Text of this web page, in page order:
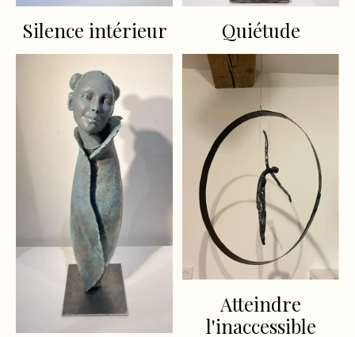
Silence intérieur Quiétude
Atteindre
l'inaccessible